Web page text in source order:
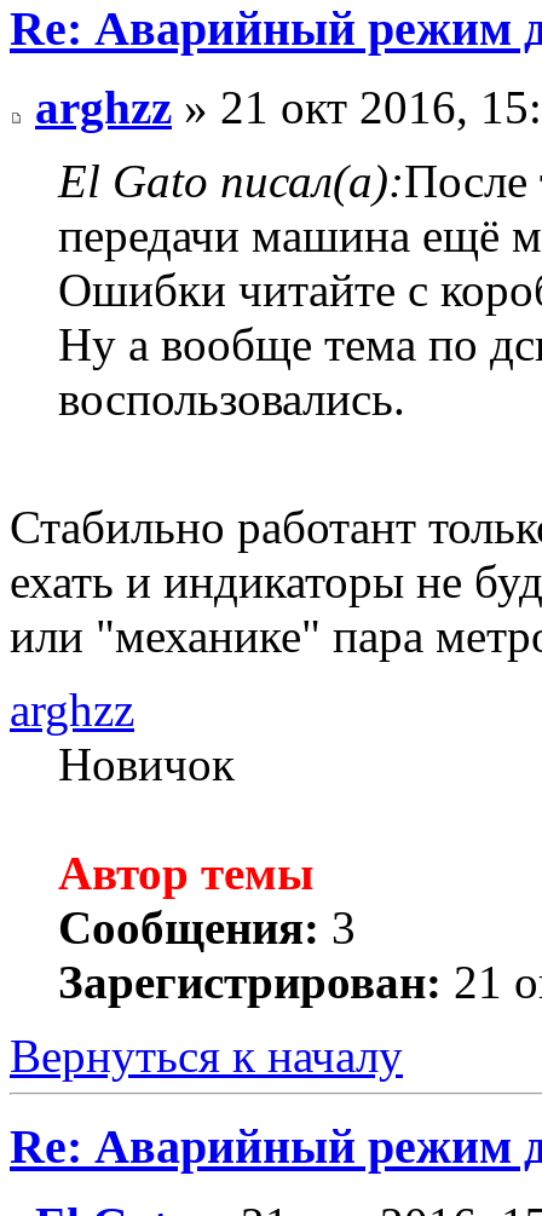
Re: Аварийный режим
arghzz » 21 окт 2016,
El Gato писал(а):После
передачи машина ещё
Ошибки читайте с
Ну а вообще тема по
воспользовались.
Стабильно работант
ехать и индикаторы не
или "механике" пара
arghzz
Новичок
Автор темы
Сообщения: 3
Зарегистрирован: 21
Вернуться к началу
Re: Аварийный режим